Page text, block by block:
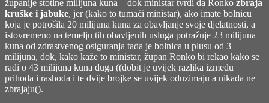
županije stotine milijuna kuna – dok ministar tvrdi da Ronko zbraja
kruške i jabuke, jer (kako to tumači ministar), ako imate bolnicu
koja je potrošila 20 milijuna kuna za obavljanje svoje djelatnosti, a
istovremeno na temelju tih obavljenih usluga potražuje 23 milijuna
kuna od zdrastvenog osiguranja tada je bolnica u plusu od 3
milijuna, dok, kako kaže to ministar, župan Ronko bi rekao kako se
radi o 43 milijuna kuna duga ((dobit je uvijek razlika između
prihoda i rashoda i te dvije brojke se uvijek oduzimaju a nikada ne
zbrajaju().